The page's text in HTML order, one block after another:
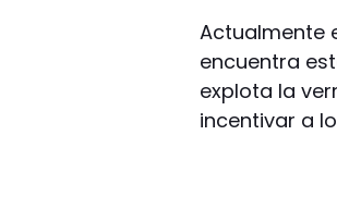
Actualmente
encuentra
explota la
incentivar a